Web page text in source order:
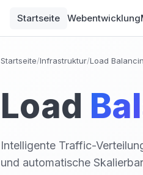
Startseite Webentwicklung
Startseite/Infrastruktur/Load
Load
Intelligente Traffic-
und automatische